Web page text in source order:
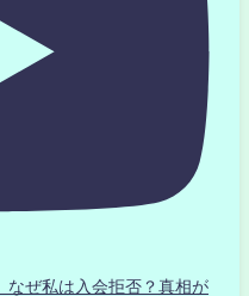
ぜ私は入会拒否？真相が